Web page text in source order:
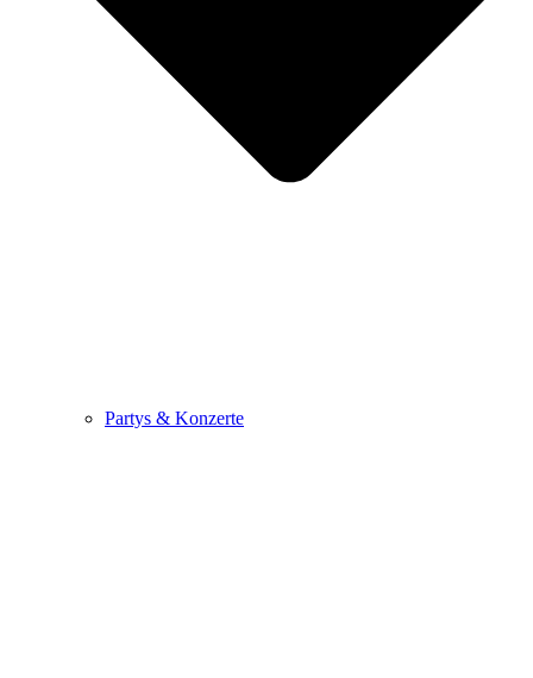
Partys & Konzerte